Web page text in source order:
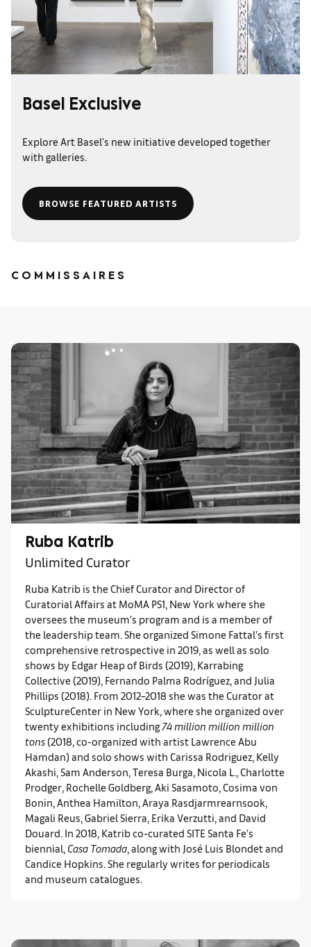
Basel Exclusive
Explore Art Basel's new initiative developed together
with galleries.
BROWSE FEATURED ARTISTS
COMMISSAIRES
Ruba Katrib
Unlimited Curator
Ruba Katrib is the Chief Curator and Director of
Curatorial Affairs at MoMA PS1, New York where she
oversees the museum’s program and is a member of
the leadership team. She organized Simone Fattal’s first
comprehensive retrospective in 2019, as well as solo
shows by Edgar Heap of Birds (2019), Karrabing
Collective (2019), Fernando Palma Rodríguez, and Julia
Phillips (2018). From 2012–2018 she was the Curator at
SculptureCenter in New York, where she organized over
twenty exhibitions including74 million million million
tons (2018, co-organized with artist Lawrence Abu
Hamdan) and solo shows with Carissa Rodriguez, Kelly
Akashi, Sam Anderson, Teresa Burga, Nicola L., Charlotte
Prodger, Rochelle Goldberg, Aki Sasamoto, Cosima von
Bonin, Anthea Hamilton, Araya Rasdjarmrearnsook,
Magali Reus, Gabriel Sierra, Erika Verzutti, and David
Douard. In 2018, Katrib co-curated SITE Santa Fe’s
biennial, Casa Tomada, along with José Luis Blondet and
Candice Hopkins. She regularly writes for periodicals
and museum catalogues.